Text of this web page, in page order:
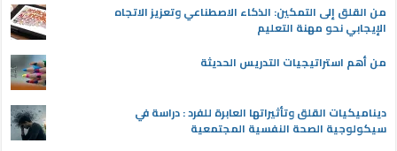
من القلق إلى التمكين: الذكاء الاصطناعي وتعزيز الاتجاه
الإيجابي نحو مهنة التعليم
من أهم استراتيجيات التدريس الحديثة
ديناميكيات القلق وتأثيراتها العابرة للفرد : دراسة في
سيكولوجية الصحة النفسية المجتمعية